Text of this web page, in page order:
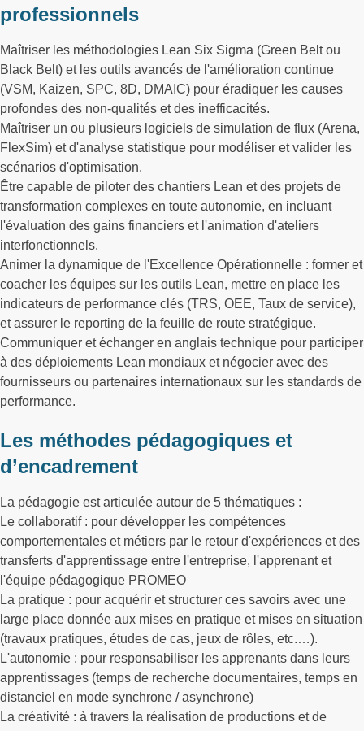
professionnels
Maîtriser les méthodologies Lean Six Sigma (Green Belt ou
Black Belt) et les outils avancés de l'amélioration continue
(VSM, Kaizen, SPC, 8D, DMAIC) pour éradiquer les causes
profondes des non-qualités et des inefficacités.
Maîtriser un ou plusieurs logiciels de simulation de flux (Arena,
FlexSim) et d'analyse statistique pour modéliser et valider les
scénarios d'optimisation.
Être capable de piloter des chantiers Lean et des projets de
transformation complexes en toute autonomie, en incluant
l'évaluation des gains financiers et l'animation d'ateliers
interfonctionnels.
Animer la dynamique de l'Excellence Opérationnelle : former et
coacher les équipes sur les outils Lean, mettre en place les
indicateurs de performance clés (TRS, OEE, Taux de service),
et assurer le reporting de la feuille de route stratégique.
Communiquer et échanger en anglais technique pour participer
à des déploiements Lean mondiaux et négocier avec des
fournisseurs ou partenaires internationaux sur les standards de
performance.
Les méthodes pédagogiques et
d’encadrement
La pédagogie est articulée autour de 5 thématiques :
Le collaboratif : pour développer les compétences
comportementales et métiers par le retour d'expériences et des
transferts d'apprentissage entre l'entreprise, l'apprenant et
l'équipe pédagogique PROMEO
La pratique : pour acquérir et structurer ces savoirs avec une
large place donnée aux mises en pratique et mises en situation
(travaux pratiques, études de cas, jeux de rôles, etc.…).
L'autonomie : pour responsabiliser les apprenants dans leurs
apprentissages (temps de recherche documentaires, temps en
distanciel en mode synchrone / asynchrone)
La créativité : à travers la réalisation de productions et de